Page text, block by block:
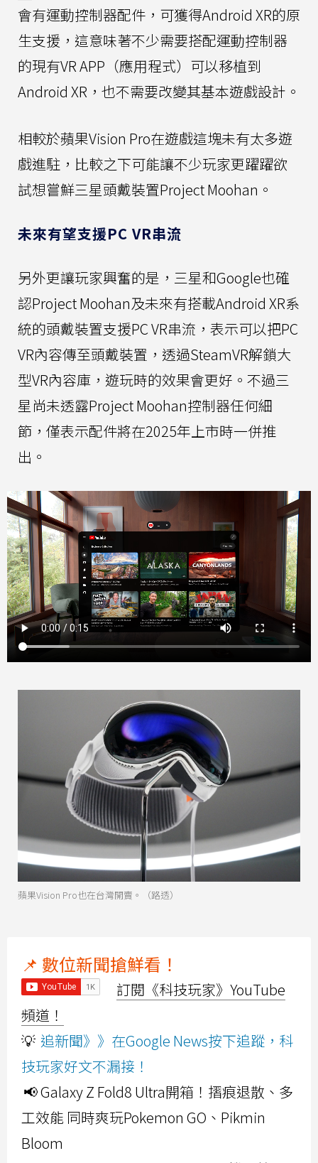
會有運動控制器配件，可獲得Android XR的原
生支援，這意味著不少需要搭配運動控制器
的現有VR APP（應用程式）可以移植到
Android XR，也不需要改變其基本遊戲設計。
相較於蘋果Vision Pro在遊戲這塊未有太多遊
戲進駐，比較之下可能讓不少玩家更躍躍欲
試想嘗鮮三星頭戴裝置Project Moohan。
未來有望支援PC VR串流
另外更讓玩家興奮的是，三星和Google也確
認Project Moohan及未來有搭載Android XR系
統的頭戴裝置支援PC VR串流，表示可以把PC
VR內容傳至頭戴裝置，透過SteamVR解鎖大
型VR內容庫，遊玩時的效果會更好。不過三
星尚未透露Project Moohan控制器任何細
節，僅表示配件將在2025年上市時一併推
出。
蘋果Vision Pro也在台灣開賣。（路透）
📌 數位新聞搶鮮看！
訂閱《科技玩家》YouTube
頻道！
💡 追新聞》》在Google News按下追蹤，科
技玩家好文不漏接！
📢 Galaxy Z Fold8 Ultra開箱！摺痕退散、多
工效能 同時爽玩Pokemon GO、Pikmin
Bloom